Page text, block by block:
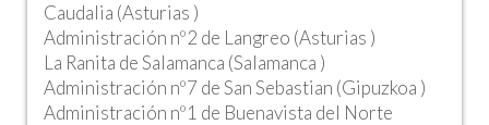
Caudalia (Asturias )
Administración nº2 de Langreo (Asturias )
La Ranita de Salamanca (Salamanca )
Administración nº7 de San Sebastian (Gipuzkoa )
Administración nº1 de Buenavista del Norte